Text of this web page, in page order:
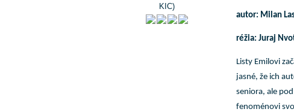
KIC)
autor: Milan
réžia: Juraj
Listy Emilovi
jasné, že ich
seniora, ale
fenoménovi